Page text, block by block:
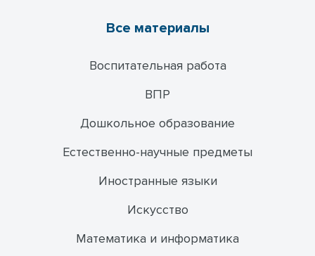
Все материалы
Воспитательная работа
ВПР
Дошкольное образование
Естественно-научные предметы
Иностранные языки
Искусство
Математика и информатика